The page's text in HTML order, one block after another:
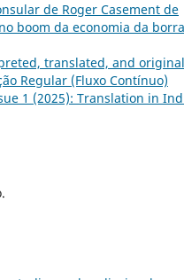
de Roger Casement de
boom da economia da
translated, and original
Regular (Fluxo Contínuo)
1 (2025): Translation in